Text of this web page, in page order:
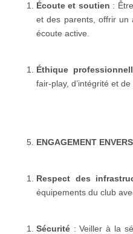
Écoute et soutien :
et des parents, offrir un
écoute active.
Éthique
fair-play, d’intégrité et de
ENGAGEMENT
Respect des
équipements du club
Sécurité : Veiller à la